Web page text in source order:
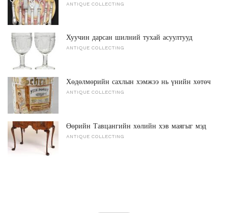
ANTIQUE COLLECTING
Хуучин дарсан шилний тухай асуултууд
ANTIQUE COLLECTING
Хөдөлмөрийн сахлын хэмжээ нь үнийн хөтөч
ANTIQUE COLLECTING
Өөрийн Тавцангийн хөлийн хэв маягыг мэд
ANTIQUE COLLECTING